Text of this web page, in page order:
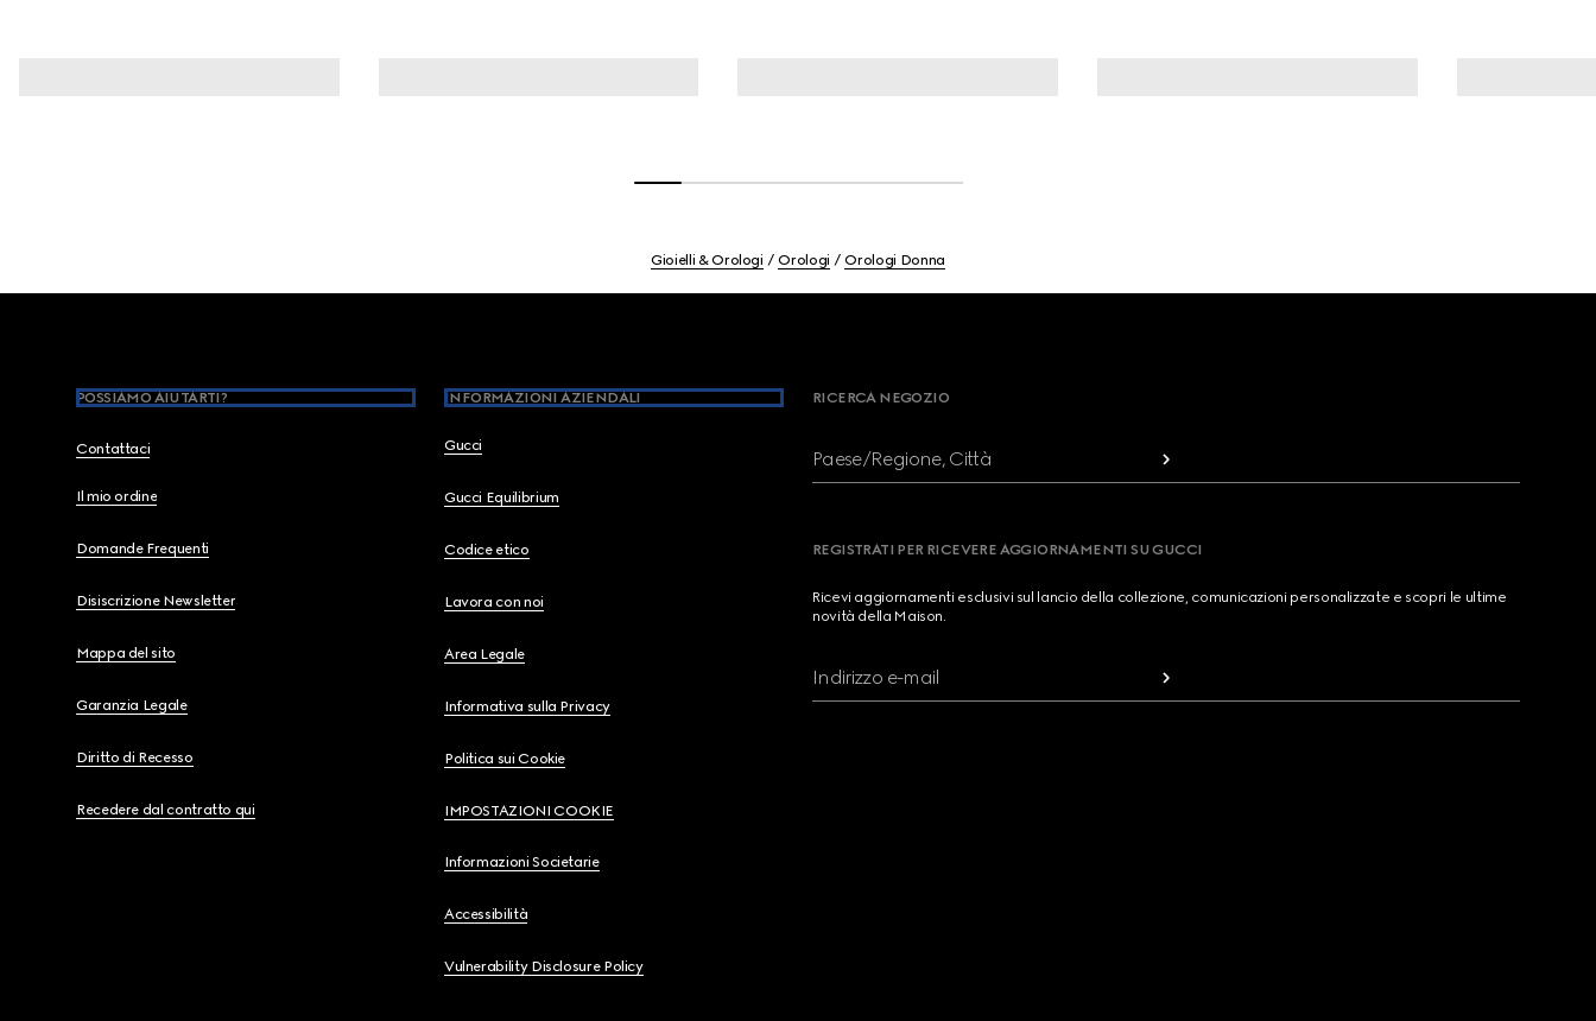
Gioielli & Orologi Orologi Orologi Donna
POSSIAMO AIUTARTI?
Contattaci
Il mio ordine
Domande Frequenti
Disiscrizione Newsletter
Mappa del sito
Garanzia Legale
Diritto di Recesso
Recedere dal contratto qui
INFORMAZIONI AZIENDALI
Gucci
Gucci Equilibrium
Codice etico
Lavora con noi
Area Legale
Informativa sulla Privacy
Politica sui Cookie
IMPOSTAZIONI COOKIE
Informazioni Societarie
Accessibilità
Vulnerability Disclosure Policy
RICERCA NEGOZIO
Paese/Regione, Città
REGISTRATI PER RICEVERE AGGIORNAMENTI SU GUCCI
Ricevi aggiornamenti esclusivi sul lancio della collezione, comunicazioni personalizzate e scopri le ultime
novità della Maison.
Indirizzo e-mail